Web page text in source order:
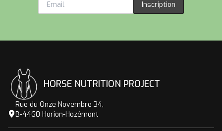
Inscription
HORSE NUTRITION PROJECT
Rue du Onze Novembre 34,
B-4460 Horion-Hozémont